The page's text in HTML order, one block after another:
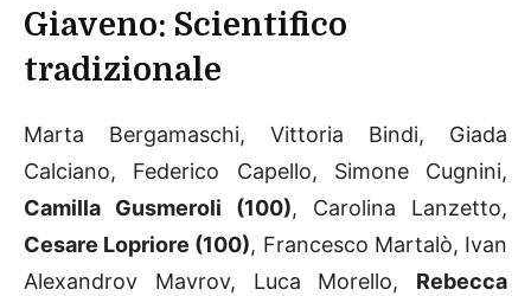
Giaveno: Scientifico
tradizionale
Marta Bergamaschi, Vittoria Bindi, Giada
Calciano, Federico Capello, Simone Cugnini,
Camilla Gusmeroli (100), Carolina Lanzetto,
Cesare Lopriore (100), Francesco Martalò, Ivan
Alexandrov Mavrov, Luca Morello, Rebecca